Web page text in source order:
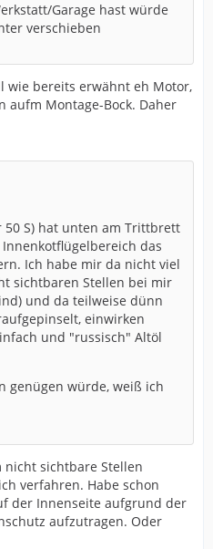
Garage hast würde
verschieben
wie bereits erwähnt eh Motor,
aufm Montage-Bock. Daher
50 S) hat unten am Trittbrett
das
Ich habe mir da nicht viel
sichtbaren Stellen bei mir
und da teilweise dünn
einwirken
und "russisch" Altöl
genügen würde, weiß ich
nicht sichtbare Stellen
verfahren. Habe schon
der Innenseite aufgrund der
aufzutragen. Oder